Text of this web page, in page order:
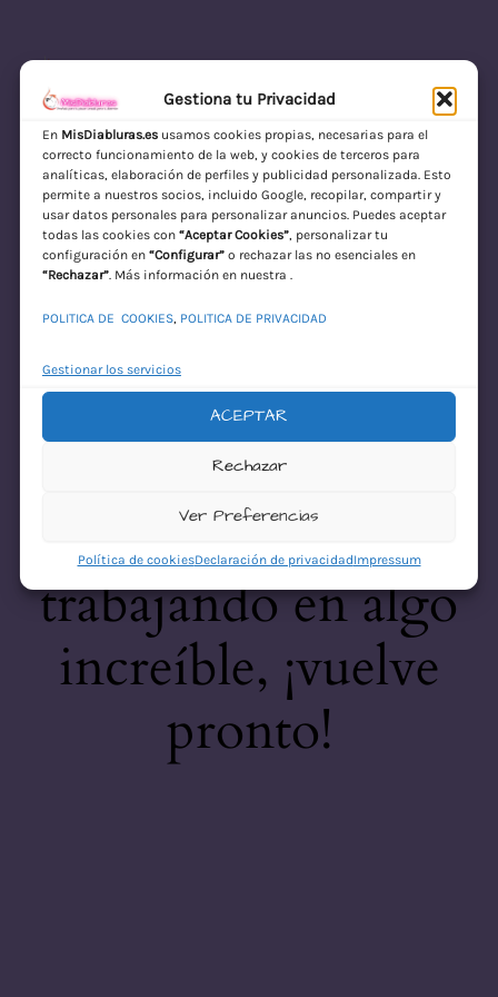
Gestiona tu Privacidad
En MisDiabluras.esusamos cookies propias, necesarias para el
correcto funcionamiento de la web, y cookies de terceros para
analíticas, elaboración de perfiles y publicidad personalizada. Esto
permite a nuestros socios, incluido Google, recopilar, compartir y
usar datos personales para personalizar anuncios. Puedes aceptar
todas las cookies con “Aceptar Cookies”, personalizar tu
configuración en “Configurar”o rechazar las no esenciales en
“Rechazar”. Más información en nuestra .
POLITICA DE COOKIES, POLITICA DE PRIVACIDAD
Gestionar los servicios
ACEPTAR
Rechazar
Ver Preferencias
Política de cookiesDeclaración de privacidadImpressum
MisDiabluras | Sexshop Online con Envío
Discreto en España
Acceder
¡Disculpa este
desastre! Estamos
trabajando en algo
increíble, ¡vuelve
pronto!